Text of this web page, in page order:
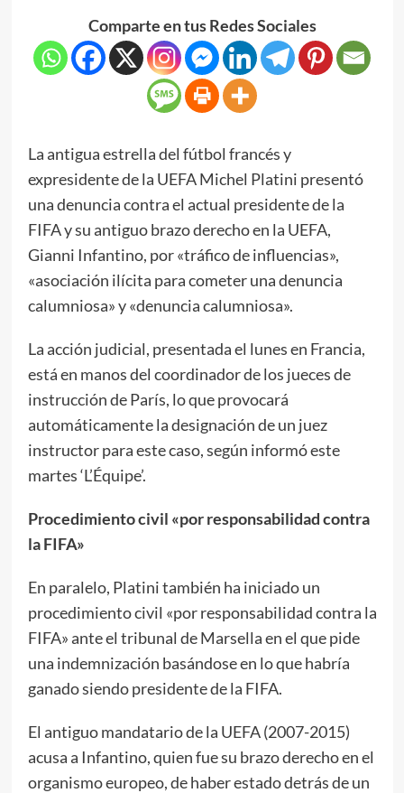
Comparte en tus Redes Sociales
La antigua estrella del fútbol francés y
expresidente de la UEFA Michel Platini presentó
una denuncia contra el actual presidente de la
FIFA y su antiguo brazo derecho en la UEFA,
Gianni Infantino, por «tráfico de influencias»,
«asociación ilícita para cometer una denuncia
calumniosa» y «denuncia calumniosa».
La acción judicial, presentada el lunes en Francia,
está en manos del coordinador de los jueces de
instrucción de París, lo que provocará
automáticamente la designación de un juez
instructor para este caso, según informó este
martes ‘L’Équipe’.
Procedimiento civil «por responsabilidad contra
la FIFA»
En paralelo, Platini también ha iniciado un
procedimiento civil «por responsabilidad contra la
FIFA» ante el tribunal de Marsella en el que pide
una indemnización basándose en lo que habría
ganado siendo presidente de la FIFA.
El antiguo mandatario de la UEFA (2007-2015)
acusa a Infantino, quien fue su brazo derecho en el
organismo europeo, de haber estado detrás de un